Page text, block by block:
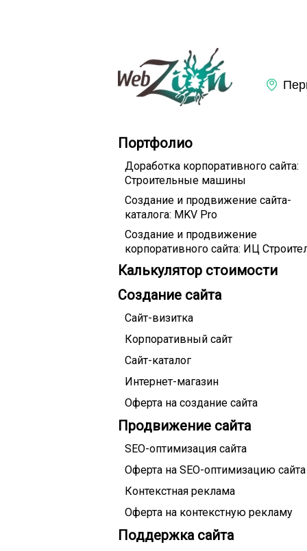
Портфолио
Доработка корпоративного сайта:
Строительные машины
Создание и продвижение сайта-
каталога: MKV Pro
Создание и продвижение
корпоративного сайта: ИЦ
Калькулятор стоимости
Создание сайта
Сайт-визитка
Корпоративный сайт
Сайт-каталог
Интернет-магазин
Оферта на создание сайта
Продвижение сайта
SEO-оптимизация сайта
Оферта на SEO-оптимизацию сайта
Контекстная реклама
Оферта на контекстную рекламу
Поддержка сайта